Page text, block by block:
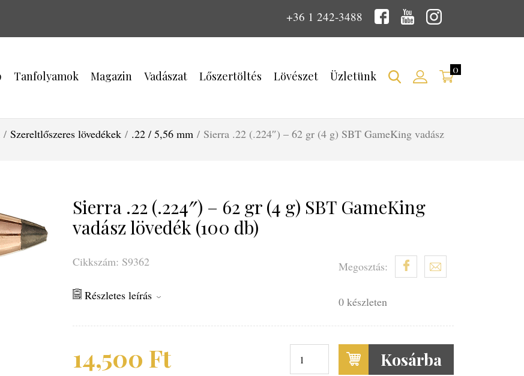
+36 1 242-3488
Tanfolyamok Magazin Vadászat Lőszertöltés Lövészet Üzletünk 0
/Szereltlőszeres lövedékek / .22 / 5,56 mm / Sierra .22 (.224″) – 62 gr (4 g) SBT GameKing vadász
Sierra .22 (.224″) – 62 gr (4 g) SBT GameKing
vadász lövedék (100 db)
Cikkszám: S9362
Részletes leírás
Megosztás:
0 készleten
14,500 Ft Kosárba